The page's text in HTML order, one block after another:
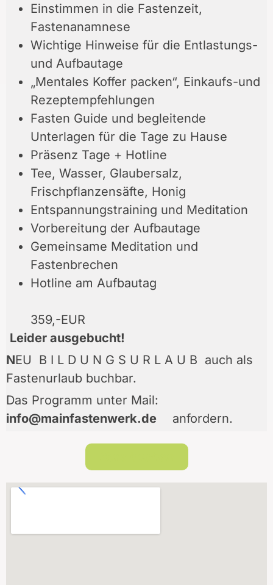
Einstimmen in die Fastenzeit,
Fastenanamnese
Wichtige Hinweise für die Entlastungs-
und Aufbautage
„Mentales Koffer packen“, Einkaufs-und
Rezeptempfehlungen
Fasten Guide und begleitende
Unterlagen für die Tage zu Hause
Präsenz Tage + Hotline
Tee, Wasser, Glaubersalz,
Frischpflanzensäfte, Honig
Entspannungstraining und Meditation
Vorbereitung der Aufbautage
Gemeinsame Meditation und
Fastenbrechen
Hotline am Aufbautag
359,-EUR
Leider ausgebucht!
NEU B I L D U N G S U R L A U B auch als
Fastenurlaub buchbar.
Das Programm unter Mail:
info@mainfastenwerk.de
anfordern.